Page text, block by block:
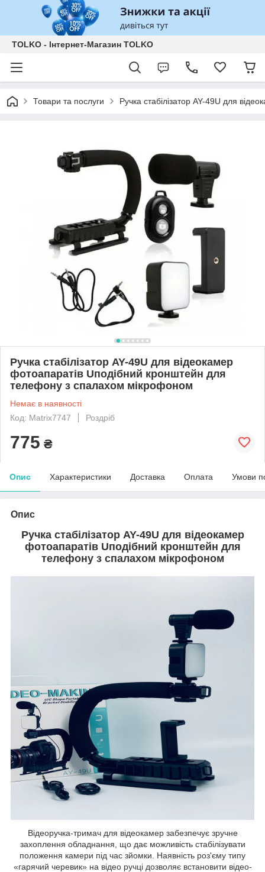
TOLKO - Інтернет-Магазин TOLKO
Товари та послуги Ручка стабілізатор AY-49U для
Ручка стабілізатор AY-49U для відеокамер
фотоапаратів Uподібний кронштейн для
телефону з спалахом мікрофоном
Немає в наявності
Код: Matrix7747
Роздріб
775 ₴
Опис Характеристики Доставка Оплата Умови
Опис
Ручка стабілізатор AY-49U для відеокамер
фотоапаратів Uподібний кронштейн для
телефону з спалахом мікрофоном
Відеоручка-тримач для відеокамер забезпечує зручне
захоплення обладнання, що дає можливість стабілізувати
положення камери під час зйомки. Наявність роз'єму типу
«гарячий черевик» на відео ручці дозволяє встановити відео-